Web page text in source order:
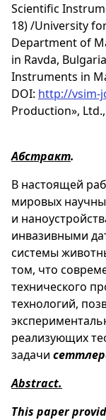
Scientific
18) /University
Department of
in Ravda,
Instruments in
DOI: http://vsim-
Production»,
Абстракт.
В настоящей
мировых
и
инвазивными
системы
том, что
технического
технологий,
реализующих
задачи
Abstract.
This paper